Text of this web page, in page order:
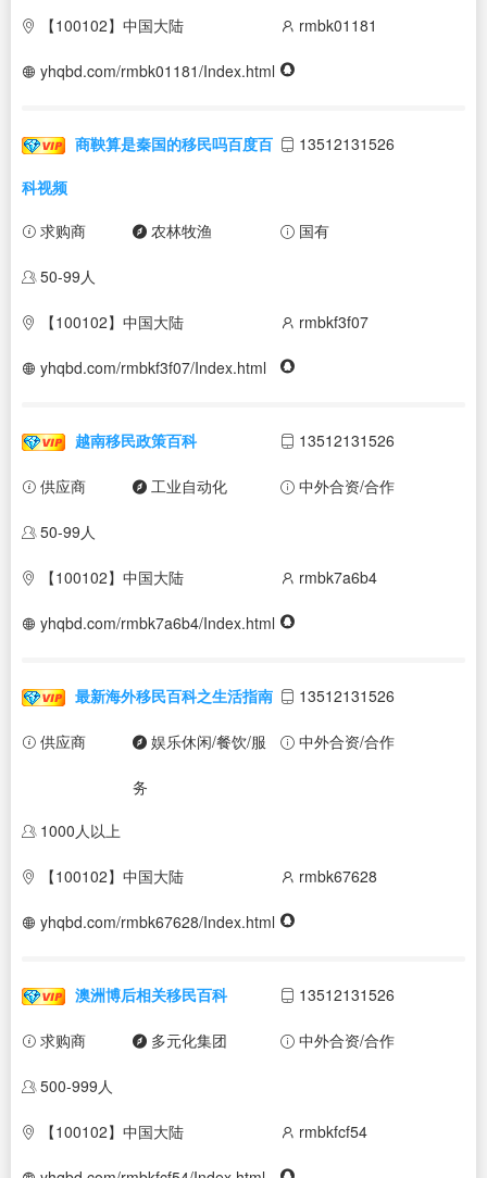
【100102】中国大陆 rmbk01181
yhqbd.com/rmbk01181/Index.html
商鞅算是秦国的移民吗百度百
科视频
13512131526
求购商 农林牧渔 国有
50-99人
【100102】中国大陆 rmbkf3f07
yhqbd.com/rmbkf3f07/Index.html
越南移民政策百科 13512131526
供应商 工业自动化 中外合资/合作
50-99人
【100102】中国大陆 rmbk7a6b4
yhqbd.com/rmbk7a6b4/Index.html
最新海外移民百科之生活指南 13512131526
供应商 娱乐休闲/餐饮/服
务
中外合资/合作
1000人以上
【100102】中国大陆 rmbk67628
yhqbd.com/rmbk67628/Index.html
澳洲博后相关移民百科 13512131526
求购商 多元化集团 中外合资/合作
500-999人
【100102】中国大陆 rmbkfcf54